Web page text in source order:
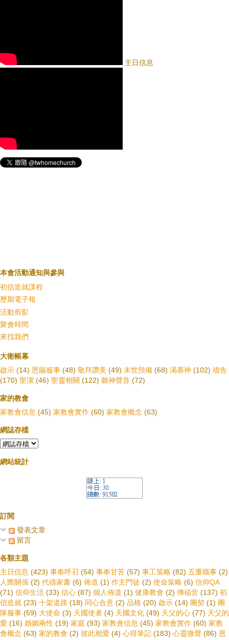
主日信息
本會活動通知與參與
初信造就課程
歷期電子報
活動剪影
聚會時間
來找我們
大衛帳幕
啟示 (14) 恩賜服事 (48) 敬拜讚美 (49) 末世預備 (68) 渴慕神 (102) 禱告
(170) 聖潔 (46) 聖靈相關 (122) 聽神聲音 (72)
家的教會
家教會信息 (45) 家教會實作 (60) 家教會概念 (63)
網誌存檔
網站統計
訂閱
發表文章
留言
各類主題
主日信息 (423) 事奉呼召 (54) 事奉甘苦 (57) 事工策略 (82) 五重職事 (2)
人際關係 (2) 代禱家書 (6) 佈道 (1) 作主門徒 (2) 使命策略 (6) 信仰QA
(71) 信仰生活 (33) 信心 (87) 個人佈道 (1) 健康教會 (2) 傳福音 (137) 初
信造就 (23) 十架道路 (18) 同心合意 (2) 品格 (20) 啟示 (14) 團契 (1) 團
隊服事 (59) 大使命 (3) 天國使者 (4) 天國文化 (49) 天父的心 (77) 天父的
愛 (16) 婚姻兩性 (19) 家庭 (93) 家教會信息 (45) 家教會實作 (60) 家教
會概念 (63) 家的教會 (2) 彼此相愛 (4) 心得筆記 (183) 心靈微聲 (86) 恩